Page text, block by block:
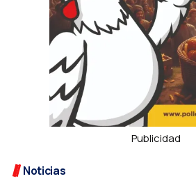
Publicidad
Noticias